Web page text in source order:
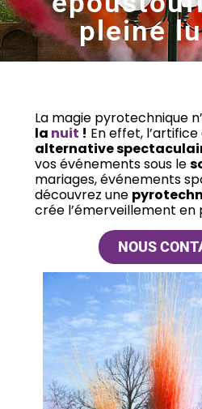
pleine
La magie pyrotechnique
la nuit ! En effet,
alternative
vos événements sous le
mariages, événements
découvrez une
crée l’émerveillement en
NOUS